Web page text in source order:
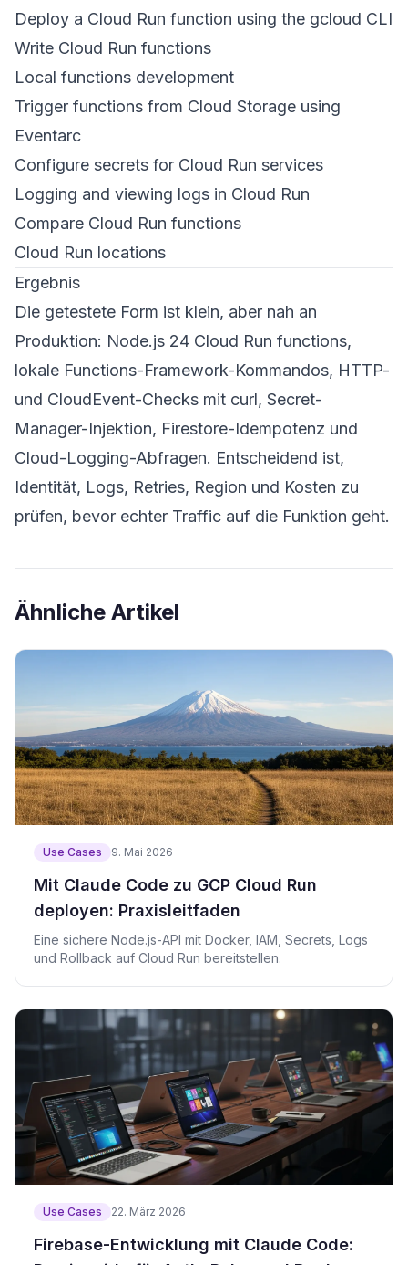
Deploy a Cloud Run function using the gcloud CLI
Write Cloud Run functions
Local functions development
Trigger functions from Cloud Storage using
Eventarc
Configure secrets for Cloud Run services
Logging and viewing logs in Cloud Run
Compare Cloud Run functions
Cloud Run locations
Ergebnis
Die getestete Form ist klein, aber nah an
Produktion: Node.js 24 Cloud Run functions,
lokale Functions-Framework-Kommandos, HTTP-
und CloudEvent-Checks mit curl, Secret-
Manager-Injektion, Firestore-Idempotenz und
Cloud-Logging-Abfragen. Entscheidend ist,
Identität, Logs, Retries, Region und Kosten zu
prüfen, bevor echter Traffic auf die Funktion geht.
Ähnliche Artikel
Use Cases 9. Mai 2026
Mit Claude Code zu GCP Cloud Run
deployen: Praxisleitfaden
Eine sichere Node.js-API mit Docker, IAM, Secrets, Logs
und Rollback auf Cloud Run bereitstellen.
Use Cases 22. März 2026
Firebase-Entwicklung mit Claude Code: